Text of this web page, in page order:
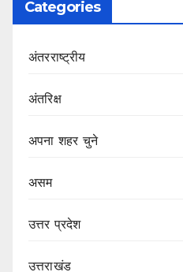
Categories
अंतरराष्ट्रीय
अंतरिक्ष
अपना शहर चुने
असम
उत्तर प्रदेश
उत्तराखंड